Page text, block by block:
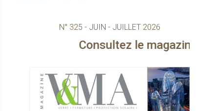
N° 325 - JUIN - JUILLET 2026
Consultez le magazine